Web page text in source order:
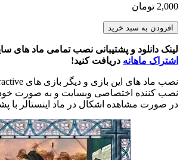
2,000 تومان
Armies
of
the
100
30
years
wars:
European
افزودن به سبد خرید
لینک دانلود و پشتیبانی نصب تمامی ماد های
اشتراک ماهانه دریافت کنید!
نصب کننده اختصاصی وبسایت و به صورت
در صورت مشاهده اشکال در ماد اینستالر با